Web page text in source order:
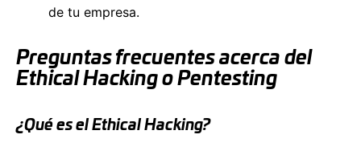
de tu empresa.
Preguntas frecuentes acerca del
Ethical Hacking o Pentesting
¿Qué es el Ethical Hacking?